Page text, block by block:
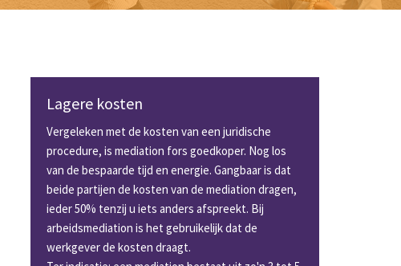
Lagere kosten
Vergeleken met de kosten van een juridische
procedure, is mediation fors goedkoper. Nog los
van de bespaarde tijd en energie. Gangbaar is dat
beide partijen de kosten van de mediation dragen,
ieder 50% tenzij u iets anders afspreekt. Bij
arbeidsmediation is het gebruikelijk dat de
werkgever de kosten draagt.